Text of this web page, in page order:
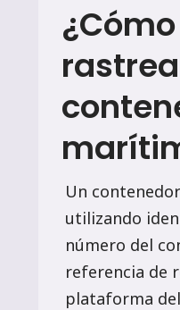
Un
utilizando
número del
referencia de
plataforma